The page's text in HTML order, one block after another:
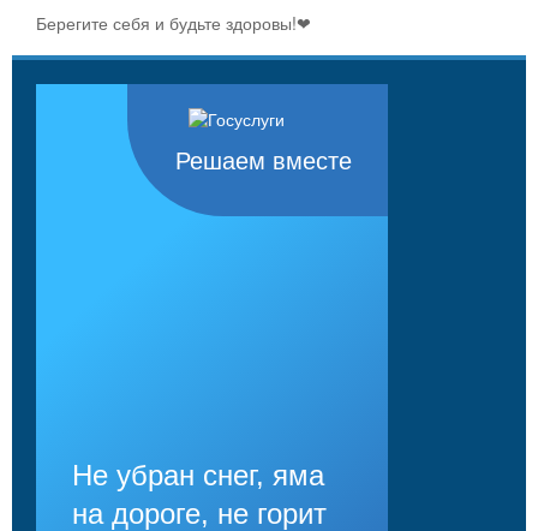
Берегите себя и будьте здоровы!❤
Решаем вместе
Не убран снег, яма
на дороге, не горит